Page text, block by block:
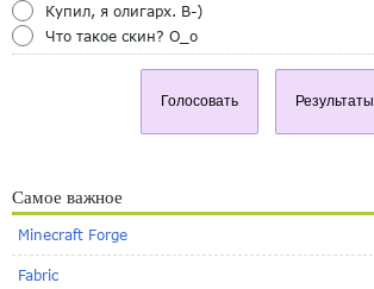
Купил, я олигарх. B-)
Что такое скин? O_o
Голосовать Результаты
Самое важное
Minecraft Forge
Fabric